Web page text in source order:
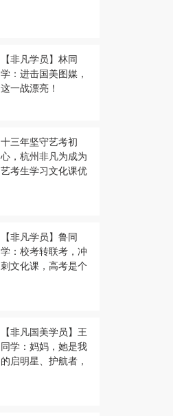
【非凡学员】林同
学：进击国美图媒，
这一战漂亮！
十三年坚守艺考初
心，杭州非凡为成为
艺考生学习文化课优
【非凡学员】鲁同
学：校考转联考，冲
刺文化课，高考是个
【非凡国美学员】王
同学：妈妈，她是我
的启明星、护航者，